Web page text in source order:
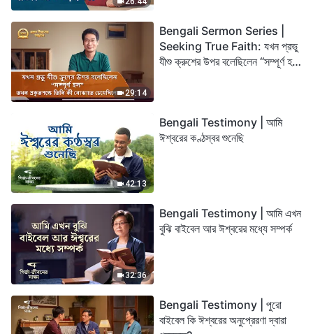
29:14
Bengali Sermon Series |
Seeking True Faith: যখন প্রভু
যীশু ক্রুশের উপর বলেছিলেন “সম্পূর্ণ হল”
42:13
Bengali Testimony | আমি
ঈশ্বরের কণ্ঠস্বর শুনেছি
32:36
Bengali Testimony | আমি এখন
বুঝি বাইবেল আর ঈশ্বরের মধ্যে সম্পর্ক
Bengali Testimony | পুরো
বাইবেল কি ঈশ্বরের অনুপ্রেরণা দ্বারা